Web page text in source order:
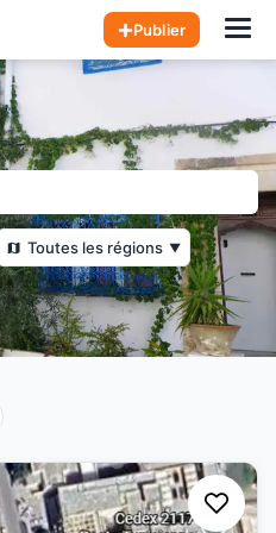
Publier
Toutes les régions ▼